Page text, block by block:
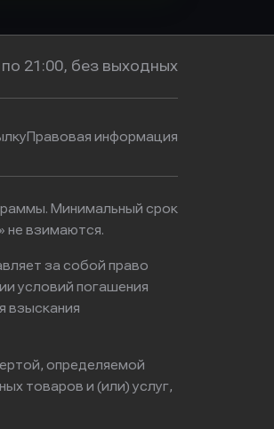
по 21:00, без выходных
Правовая информация
Минимальный срок
не взимаются.
за собой право
условий погашения
взыскания
определяемой
товаров и (или) услуг,